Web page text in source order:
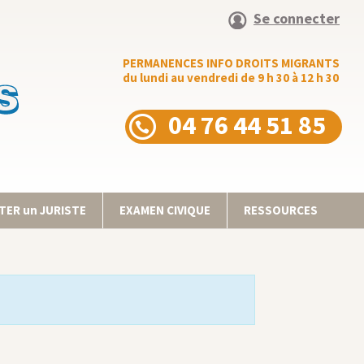
Se connecter
PERMANENCES INFO DROITS MIGRANTS
du lundi au vendredi de 9 h 30 à 12 h 30
04 76 44 51 85
un JURISTE EXAMEN CIVIQUE RESSOURCES